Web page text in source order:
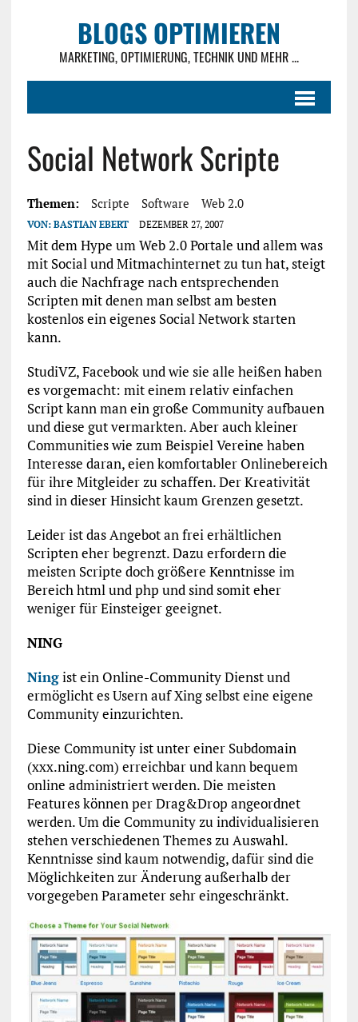
BLOGS OPTIMIEREN
MARKETING, OPTIMIERUNG, TECHNIK UND MEHR ...
Social Network Scripte
Themen: Scripte Software Web 2.0
VON: BASTIAN EBERT DEZEMBER 27, 2007
Mit dem Hype um Web 2.0 Portale und allem was
mit Social und Mitmachinternet zu tun hat, steigt
auch die Nachfrage nach entsprechenden
Scripten mit denen man selbst am besten
kostenlos ein eigenes Social Network starten
kann.
StudiVZ, Facebook und wie sie alle heißen haben
es vorgemacht: mit einem relativ einfachen
Script kann man ein große Community aufbauen
und diese gut vermarkten. Aber auch kleiner
Communities wie zum Beispiel Vereine haben
Interesse daran, eien komfortabler Onlinebereich
für ihre Mitgleider zu schaffen. Der Kreativität
sind in dieser Hinsicht kaum Grenzen gesetzt.
Leider ist das Angebot an frei erhältlichen
Scripten eher begrenzt. Dazu erfordern die
meisten Scripte doch größere Kenntnisse im
Bereich html und php und sind somit eher
weniger für Einsteiger geeignet.
NING
Ningist ein Online-Community Dienst und
ermöglicht es Usern auf Xing selbst eine eigene
Community einzurichten.
Diese Community ist unter einer Subdomain
(xxx.ning.com) erreichbar und kann bequem
online administriert werden. Die meisten
Features können per Drag&Drop angeordnet
werden. Um die Community zu individualisieren
stehen verschiedenen Themes zu Auswahl.
Kenntnisse sind kaum notwendig, dafür sind die
Möglichkeiten zur Änderung außerhalb der
vorgegeben Parameter sehr eingeschränkt.